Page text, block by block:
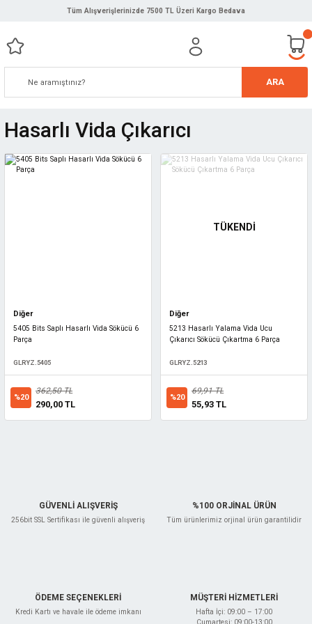
Tüm Alışverişlerinizde 7500 TL Üzeri Kargo Bedava
ARA
Hasarlı Vida Çıkarıcı
Diğer
5405 Bits Saplı Hasarlı Vida Sökücü 6
Parça
GLRYZ.5405
%20
362,50 TL
290,00 TL
TÜKENDİ
Diğer
5213 Hasarlı Yalama Vida Ucu
Çıkarıcı Sökücü Çıkartma 6 Parça
GLRYZ.5213
%20
69,91 TL
55,93 TL
GÜVENLİ ALIŞVERİŞ
256bit SSL Sertifikası ile güvenli alışveriş
%100 ORJİNAL ÜRÜN
Tüm ürünlerimiz orjinal ürün garantilidir
ÖDEME SEÇENEKLERİ
Kredi Kartı ve havale ile ödeme imkanı
MÜŞTERİ HİZMETLERİ
Hafta İçi: 09:00 – 17:00
Cumartesi: 09:00-13:00